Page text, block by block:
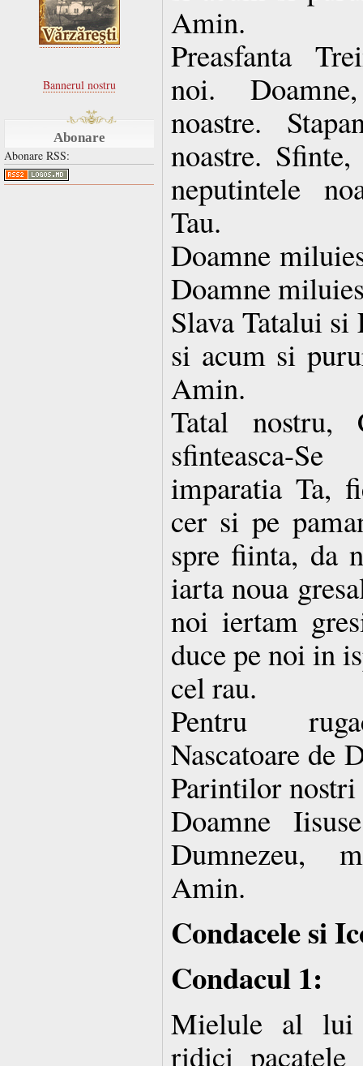
Bannerul nostru
Abonare
Abonare RSS:
Amin.
Preasfanta
noi.
noastre.
noastre.
neputintele
Tau.
Doamne
Doamne
Slava Tatalui
si acum si
Amin.
Tatal
sfinteasca-
imparatia Ta,
cer si pe
spre fiinta, da
iarta noua
noi iertam
duce pe noi in
cel rau.
Pentru
Nascatoare de
Parintilor
Doamne
Dumnezeu,
Amin.
Condacele si
Condacul 1:
Mielule al lui
ridici